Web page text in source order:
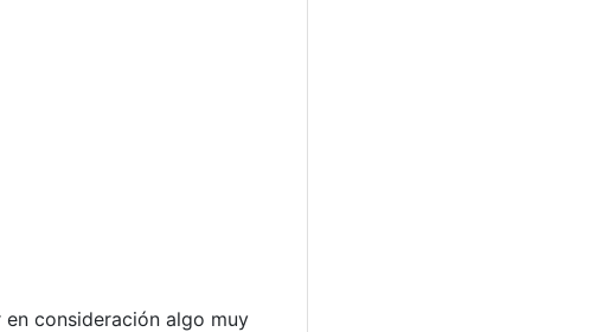
en consideración algo muy